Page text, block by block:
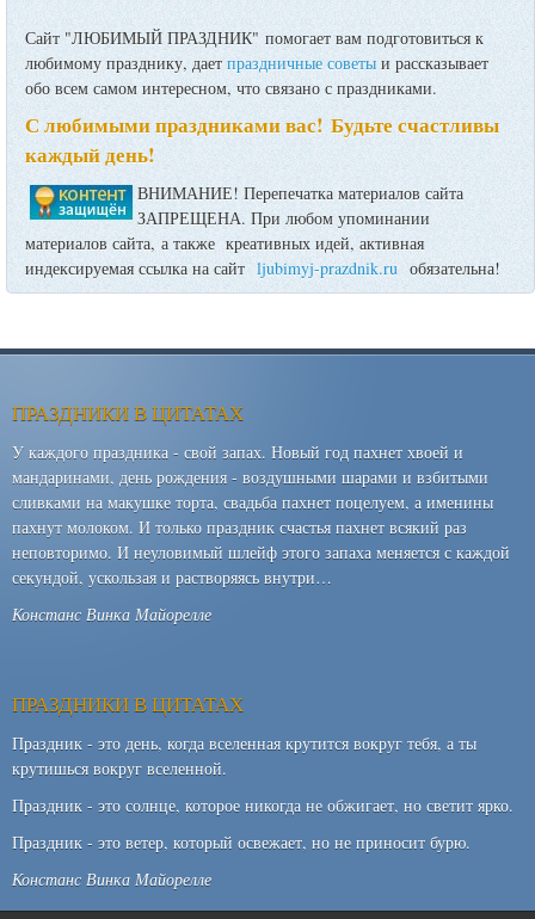
Сайт "ЛЮБИМЫЙ ПРАЗДНИК" помогает вам подготовиться к
любимому празднику, даетпраздничные советы и рассказывает
обо всем самом интересном, что связано с праздниками.
С любимыми праздниками вас! Будьте счастливы
каждый день!
ВНИМАНИЕ! Перепечатка материалов сайта
ЗАПРЕЩЕНА. При любом упоминании
материалов сайта, а также креативных идей, активная
индексируемая ссылка на сайт ljubimyj-prazdnik.ru обязательна!
ПРАЗДНИКИ В ЦИТАТАХ
У каждого праздника - свой запах. Новый год пахнет хвоей и
мандаринами, день рождения - воздушными шарами и взбитыми
сливками на макушке торта, свадьба пахнет поцелуем, а именины
пахнут молоком. И только праздник счастья пахнет всякий раз
неповторимо. И неуловимый шлейф этого запаха меняется с каждой
секундой, ускользая и растворяясь внутри…
Констанс Винка Майорелле
ПРАЗДНИКИ В ЦИТАТАХ
Праздник - это день, когда вселенная крутится вокруг тебя, а ты
крутишься вокруг вселенной.
Праздник - это солнце, которое никогда не обжигает, но светит ярко.
Праздник - это ветер, который освежает, но не приносит бурю.
Констанс Винка Майорелле